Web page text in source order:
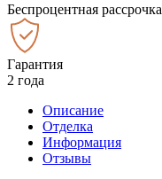
Беспроцентная рассрочка
Гарантия
2 года
Описание
Отделка
Информация
Отзывы